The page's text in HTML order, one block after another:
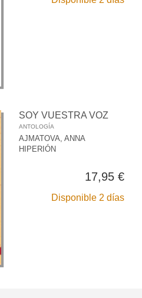
SOY VUESTRA VOZ
ANTOLOGÍA
AJMATOVA, ANNA
HIPERIÓN
17,95 €
Disponible 2 días